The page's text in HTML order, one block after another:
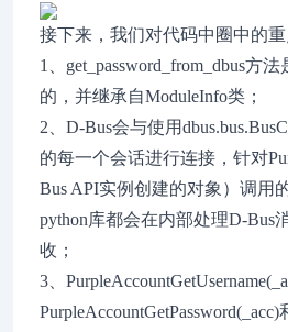
接下来，我们对代码中圈中的重
1、get_password_from_dbus方
的，并继承自ModuleInfo类；
2、D-Bus会与使用
的每一个会话进行连接，针对
Bus API实例创建的对象）调用
python库都会在内部处理D-Bus
收；
3、
PurpleAccountGetPassword(_acc)